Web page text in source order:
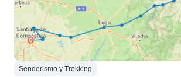
Senderismo y Trekking